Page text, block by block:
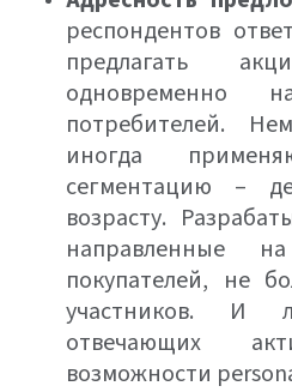
респондентов
предлагать
одновременно
потребителей.
иногда
сегментацию –
возрасту.
направленные
покупателей, не
участников. И
отвечающих
возможности